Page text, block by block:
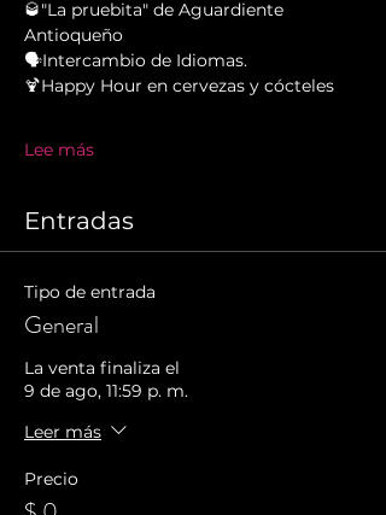
🥃"La pruebita" de Aguardiente
Antioqueño
🗣Intercambio de Idiomas.
🍹Happy Hour en cervezas y cócteles
Lee más
Entradas
Tipo de entrada
General
La venta finaliza el
9 de ago, 11:59 p. m.
Leer más
Precio